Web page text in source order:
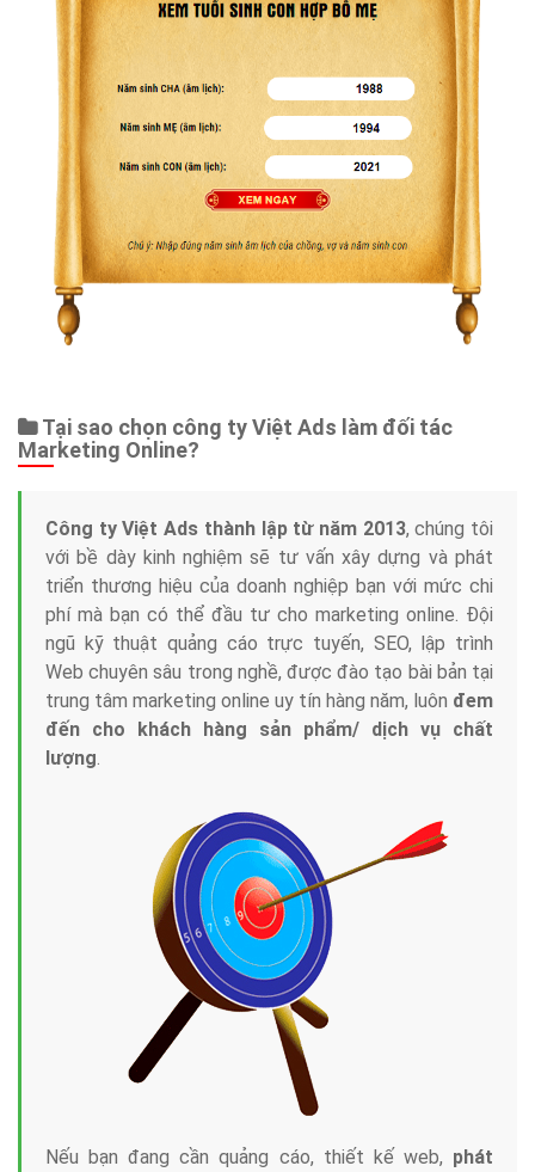
Tại sao chọn công ty Việt Ads làm đối tác
Marketing Online?
Công ty Việt Ads thành lập từ năm 2013, chúng tôi
với bề dày kinh nghiệm sẽ tư vấn xây dựng và phát
triển thương hiệu của doanh nghiệp bạn với mức chi
phí mà bạn có thể đầu tư cho marketing online. Đội
ngũ kỹ thuật quảng cáo trực tuyến, SEO, lập trình
Web chuyên sâu trong nghề, được đào tạo bài bản tại
trung tâm marketing online uy tín hàng năm, luôn đem
đến cho khách hàng sản phẩm/ dịch vụ chất
lượng.
Nếu bạn đang cần quảng cáo, thiết kế web, phát